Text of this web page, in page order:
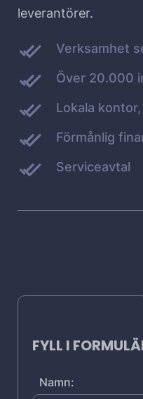
leverantörer.
Verksamhet
Över 20.000
Lokala
Förmånlig
Serviceavtal
FYLL I
Namn: